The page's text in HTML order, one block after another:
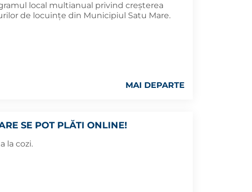
local multianual privind creşterea
de locuinţe din Municipiul Satu Mare.
MAI DEPARTE
SE POT PLĂTI ONLINE!
la cozi.